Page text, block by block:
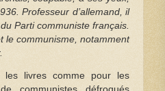
Professeur d’allemand, il
Parti communiste français.
le communisme, notamment
livres comme pour les